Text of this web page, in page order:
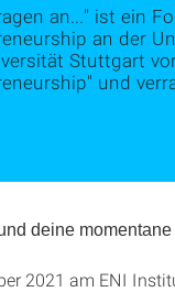
an..." ist ein
an der
Stuttgart
und
deine
2021 am ENI